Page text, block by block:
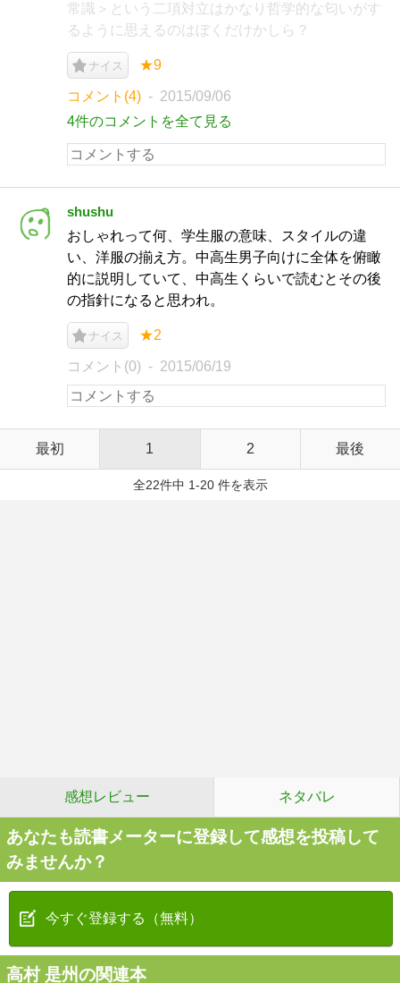
常識＞という二項対立はかなり哲学的な匂いがす
るように思えるのはぼくだけかしら？
ナイス ★9
コメント(4)
2015/09/06
4件のコメントを全て見る
shushu
おしゃれって何、学生服の意味、スタイルの違
い、洋服の揃え方。中高生男子向けに全体を俯瞰
的に説明していて、中高生くらいで読むとその後
の指針になると思われ。
ナイス ★2
コメント(0) 2015/06/19
最初 1 2 最後
全22件中 1-20 件を表示
感想レビュー ネタバレ
あなたも読書メーターに登録して感想を投稿して
みませんか？
今すぐ登録する（無料）
高村 是州の関連本